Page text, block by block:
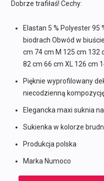
Dobrze trafiłaś! Cechy:
Elastan 5 % Polyester 95
biodrach Obwód w
cm 74 cm M 125 cm 132
82 cm 66 cm XL 126 cm
Pięknie wyprofilowany
niecodzienną
Elegancka maxi suknia
Sukienka w kolorze
Produkcja polska
Marka Numoco